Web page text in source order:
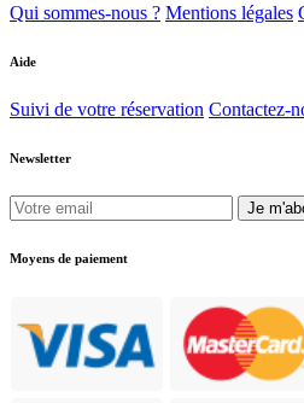
Qui sommes-nous ? Mentions légales
Aide
Suivi de votre réservation Contactez-
Newsletter
Je
Moyens de paiement